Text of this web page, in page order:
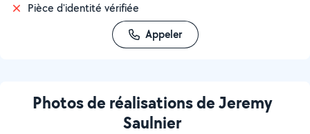
Pièce d'identité vérifiée
Appeler
Photos de réalisations de Jeremy
Saulnier